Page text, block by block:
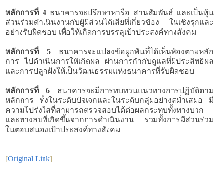
หลักการที่ 4ธนาคารจะปรึกษาหารือ สานสัมพันธ์ และเป็นหุ้น
ส่วนร่วมดำเนินงานกับผู้มีส่วนได้เสียที่เกี่ยวข้อง ในเชิงรุกและ
อย่างรับผิดชอบ เพื่อให้เกิดการบรรลุเป้าประสงค์ทางสังคม
หลักการที่ 5ธนาคารจะแปลงข้อผูกพันที่ได้เห็นพ้องตามหลัก
การ ไปดำเนินการให้เกิดผล ผ่านการกำกับดูแลที่มีประสิทธิผล
และการปลูกฝังให้เป็นวัฒนธรรมแห่งธนาคารที่รับผิดชอบ
หลักการที่ 6 ธนาคารจะมีการทบทวนแนวทางการปฏิบัติตาม
หลักการ ทั้งในระดับปัจเจกและในระดับกลุ่มอย่างสม่ำเสมอ มี
ความโปร่งใสที่สามารถตรวจสอบได้ต่อผลกระทบทั้งทางบวก
และทางลบที่เกิดขึ้นจากการดำเนินงาน รวมทั้งการมีส่วนร่วม
ในตอบสนองเป้าประสงค์ทางสังคม
[Original Link]